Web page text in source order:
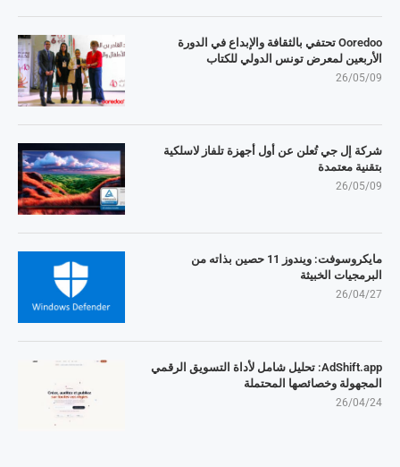
Ooredoo تحتفي بالثقافة والإبداع في الدورة
الأربعين لمعرض تونس الدولي للكتاب
26/05/09
شركة إل جي تُعلن عن أول أجهزة تلفاز لاسلكية
بتقنية معتمدة
26/05/09
مايكروسوفت: ويندوز 11 حصين بذاته من
البرمجيات الخبيثة
26/04/27
AdShift.app: تحليل شامل لأداة التسويق الرقمي
المجهولة وخصائصها المحتملة
26/04/24